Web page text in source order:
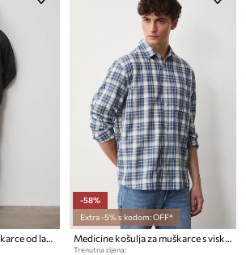
-58%
Extra -5% s kodom: OFF*
Trenutna cijena: